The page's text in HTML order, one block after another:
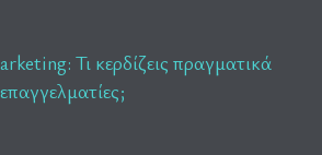
Τι κερδίζεις πραγματικά